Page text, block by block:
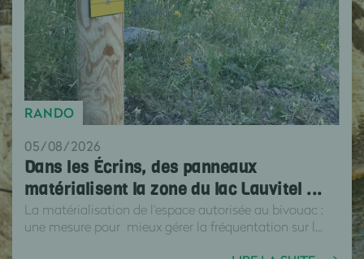
RANDO
05/08/2026
Dans les Écrins, des panneaux
matérialisent la zone du lac Lauvitel ...
La matérialisation de l'espace autorisée au bivouac :
une mesure pour mieux gérer la fréquentation sur l...